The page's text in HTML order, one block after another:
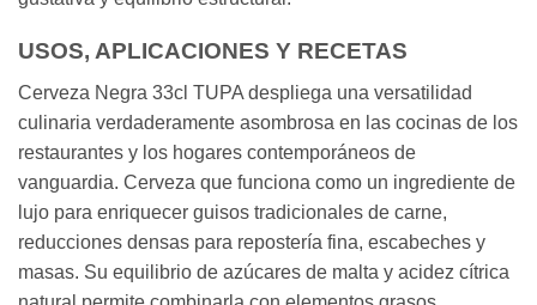
USOS, APLICACIONES Y RECETAS
Cerveza Negra 33cl TUPA despliega una versatilidad
culinaria verdaderamente asombrosa en las cocinas de los
restaurantes y los hogares contemporáneos de
vanguardia. Cerveza que funciona como un ingrediente de
lujo para enriquecer guisos tradicionales de carne,
reducciones densas para repostería fina, escabeches y
masas. Su equilibrio de azúcares de malta y acidez cítrica